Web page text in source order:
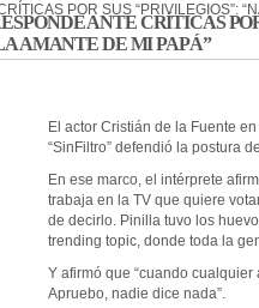
POR SUS “PRIVILEGIOS”:
ANTE CRÍTICAS
AMANTE DE MI PAPÁ”
El actor Cristián de la Fuente
“SinFiltro” defendió la postura
En ese marco, el intérprete
trabaja en la TV que quiere
de decirlo. Pinilla tuvo los
trending topic, donde toda la
Y afirmó que “cuando
Apruebo, nadie dice nada”.